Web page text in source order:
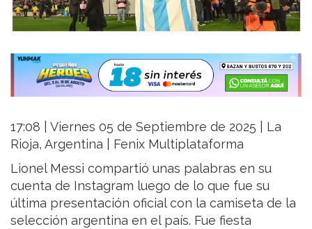
17:08 | Viernes 05 de Septiembre de 2025 | La
Rioja, Argentina | Fenix Multiplataforma
Lionel Messi compartió unas palabras en su
cuenta de Instagram luego de lo que fue su
última presentación oficial con la camiseta de la
selección argentina en el país. Fue fiesta